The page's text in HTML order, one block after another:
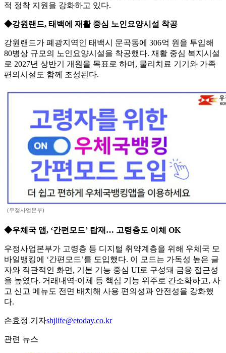
적 정착 지원을 강화하고 있다.
◆강원랜드, 태백에 재활 중심 노인요양시설 착공
강원랜드가 폐광지역인 태백시 문곡동에 306억 원을 투입해
80병상 규모의 노인요양시설을 착공했다. 재활 중심 복지시설
로 2027년 상반기 개원을 목표로 하며, 물리치료 기기와 가족
편의시설도 함께 조성된다.
(우정사업본부)
◆우체국 앱, ‘간편모드’ 탑재… 고령층도 이체 OK
우정사업본부가 고령층 등 디지털 취약계층을 위해 우체국 모
바일뱅킹에 ‘간편모드’를 도입했다. 이 모드는 가독성 높은 글
자와 직관적인 화면, 기본 기능 중심 UI로 구성돼 금융 접근성
을 높였다. 거래내역·이체 등 핵심 기능 위주로 간소화하고, 사
고 신고 메뉴도 전면 배치해 사용 편의성과 안전성을 강화했
다.
손효정 기자shjlife@etoday.co.kr
관련 뉴스